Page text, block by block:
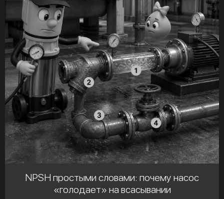
NPSH простыми словами: почему насос
«голодает» на всасывании